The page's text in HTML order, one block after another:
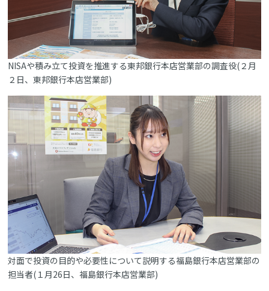
NISAや積み立て投資を推進する東邦銀行本店営業部の調査役(２月
２日、東邦銀行本店営業部)
対面で投資の目的や必要性について説明する福島銀行本店営業部の
担当者(１月26日、福島銀行本店営業部)